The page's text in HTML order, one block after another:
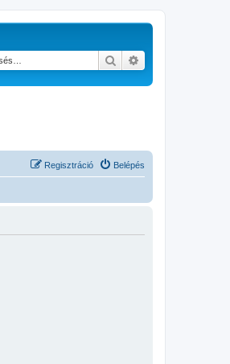
Keresés
Belépés
Regisztráció